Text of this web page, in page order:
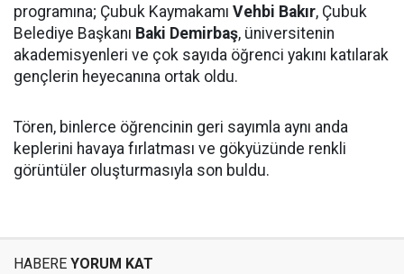
programına; Çubuk Kaymakamı Vehbi Bakır, Çubuk
Belediye Başkanı Baki Demirbaş, üniversitenin
akademisyenleri ve çok sayıda öğrenci yakını katılarak
gençlerin heyecanına ortak oldu.
Tören, binlerce öğrencinin geri sayımla aynı anda
keplerini havaya fırlatması ve gökyüzünde renkli
görüntüler oluşturmasıyla son buldu.
HABERE YORUM KAT